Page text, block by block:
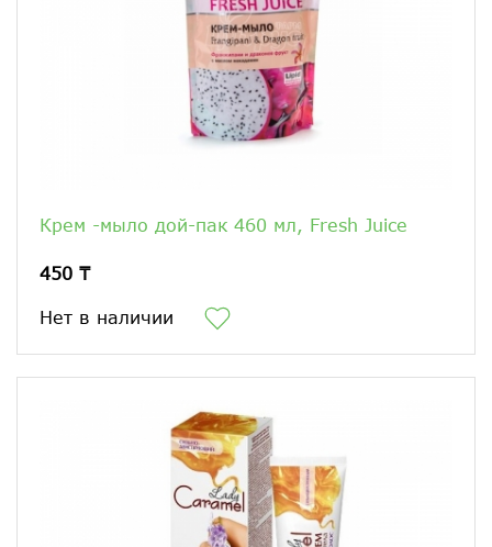
Крем -мыло дой-пак 460 мл, Fresh Juice
450 ₸
Нет в наличии